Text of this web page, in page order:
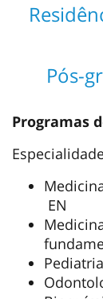
Pós-
Programas
EN
Pediatria